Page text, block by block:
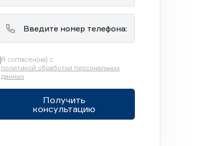
Я согласен(на) с
политикой обработки персональных
данных
Получить
консультацию